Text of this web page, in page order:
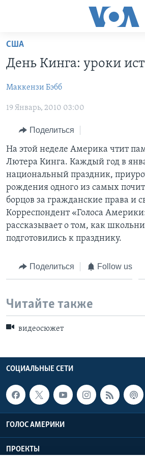
Перейти
основной
Перейти
навигации
поиск
ПРОГРАММЫ
АМЕРИКА
НОВОСТИ ЗА МИНУТУ
ИТОГИ
ПОЧЕМУ ЭТО ВАЖНО?
ДИСКУССИЯ VOA
НЬЮ-ЙОРК NEW YORK
АМЕРИКА. БОЛЬШОЕ ПУТЕШЕСТВИЕ
ПРОЕКТЫ
УЧИМ АНГЛИЙСКИЙ
НАША АМЕРИКАНСКАЯ ИСТОРИЯ
А КАК В АМЕРИКЕ?
АРТЕФАКТЫ
ТЕСТЫ
ЭКСПЕРТИЗА
ИНТЕРВЬЮ
ФАКТЫ ПРОТИВ ФЕЙКОВ
ЗА СВОБОДУ ПРЕССЫ
УЧИМ АНГЛИЙСКИЙ
ВИДЕО
ПОДПИСКА НА НОВОСТИ
СОЦИАЛЬНЫЕ СЕТИ
США
День Кинга: уроки
Маккензи Бэбб
19 Январь, 2010 03:00
Поделиться
На этой неделе Америка чтит
Лютера Кинга. Каждый год в
национальный праздник,
рождения одного из самых
борцов за гражданские права и
Корреспондент «Голоса
рассказывает о том, как
подготовились к празднику.
Поделиться Follow us
Читайте также
видеосюжет
СОЦИАЛЬНЫЕ СЕТИ
ГОЛОС АМЕРИКИ
ПРОЕКТЫ